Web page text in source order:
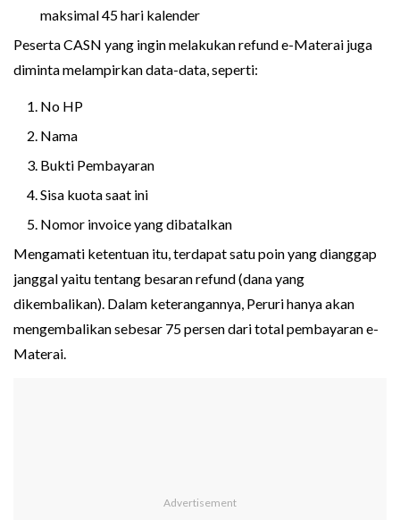
maksimal 45 hari kalender
Peserta CASN yang ingin melakukan refund e-Materai juga
diminta melampirkan data-data, seperti:
No HP
Nama
Bukti Pembayaran
Sisa kuota saat ini
Nomor invoice yang dibatalkan
Mengamati ketentuan itu, terdapat satu poin yang dianggap
janggal yaitu tentang besaran refund (dana yang
dikembalikan). Dalam keterangannya, Peruri hanya akan
mengembalikan sebesar 75 persen dari total pembayaran e-
Materai.